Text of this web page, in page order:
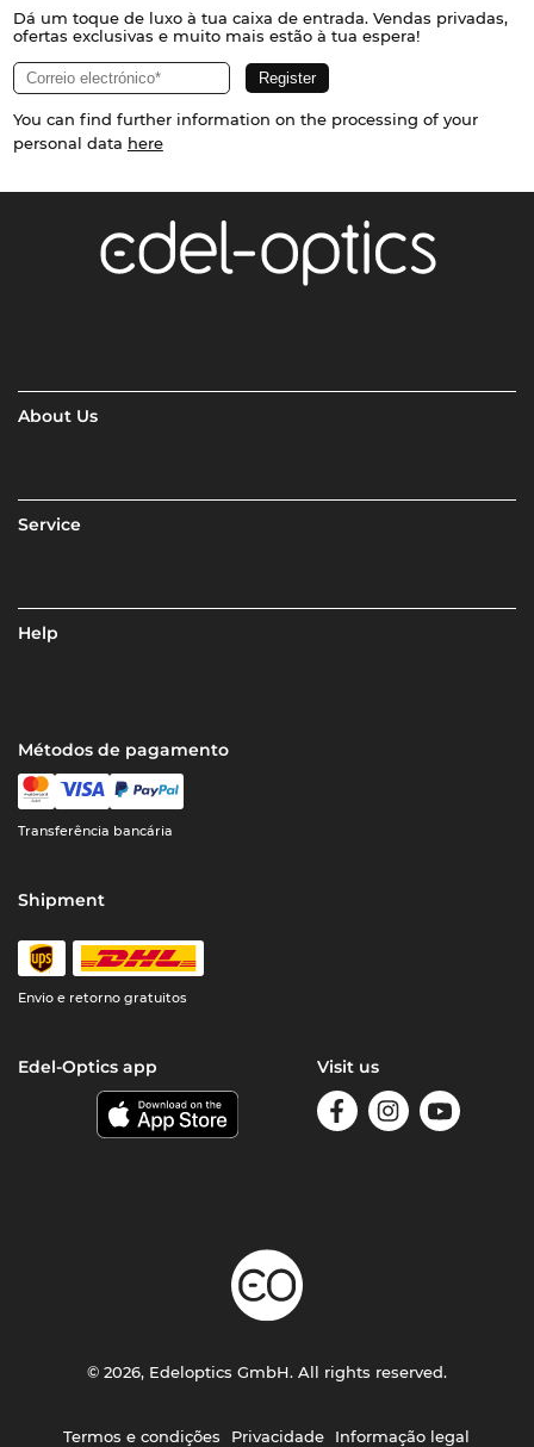
Dá um toque de luxo à tua caixa de entrada. Vendas privadas,
ofertas exclusivas e muito mais estão à tua espera!
You can find further information on the processing of your
personal data here
About Us
Service
Help
Métodos de pagamento
Transferência bancária
Shipment
Envio e retorno gratuitos
Edel-Optics app Visit us
Termos e condições Privacidade Informação legal
© 2026, Edeloptics GmbH. All rights reserved.